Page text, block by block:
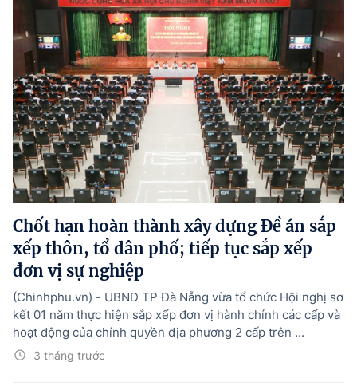
Chốt hạn hoàn thành xây dựng Đề án sắp
xếp thôn, tổ dân phố; tiếp tục sắp xếp
đơn vị sự nghiệp
3 tháng trước
(Chinhphu.vn) - UBND TP Đà Nẵng vừa tổ chức Hội nghị sơ
kết 01 năm thực hiện sắp xếp đơn vị hành chính các cấp và
hoạt động của chính quyền địa phương 2 cấp trên ...